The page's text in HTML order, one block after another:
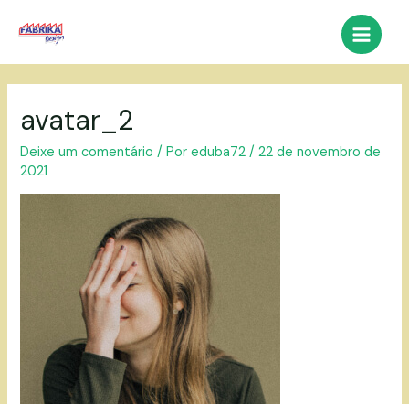
para
Main
Menu
avatar_2
Deixe um comentário / Poreduba72 /22 de novembro de
2021